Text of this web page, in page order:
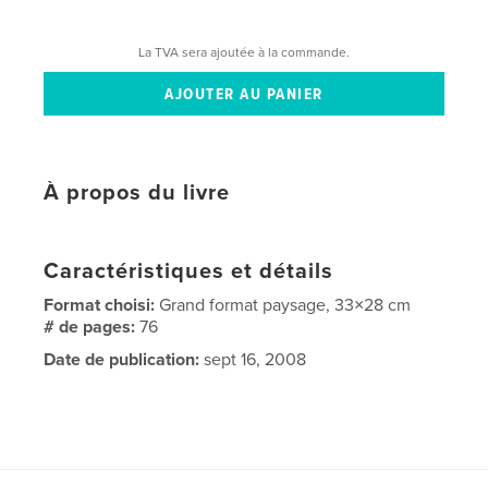
La TVA sera ajoutée à la commande.
À propos du livre
Caractéristiques et détails
Format choisi: Grand format paysage, 33×28 cm
# de pages:76
Date de publication: sept 16, 2008